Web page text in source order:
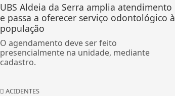
UBS Aldeia da Serra amplia atendimento
e passa a oferecer serviço odontológico à
população
O agendamento deve ser feito
presencialmente na unidade, mediante
cadastro.
ACIDENTES